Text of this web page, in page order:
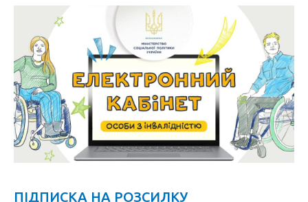
ПІДПИСКА НА РОЗСИЛКУ